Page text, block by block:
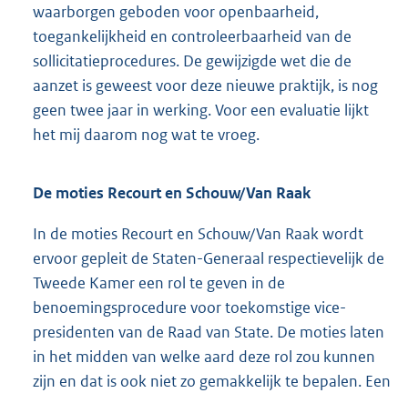
waarborgen geboden voor openbaarheid,
toegankelijkheid en controleerbaarheid van de
sollicitatieprocedures. De gewijzigde wet die de
aanzet is geweest voor deze nieuwe praktijk, is nog
geen twee jaar in werking. Voor een evaluatie lijkt
het mij daarom nog wat te vroeg.
De moties Recourt en Schouw/Van Raak
In de moties Recourt en Schouw/Van Raak wordt
ervoor gepleit de Staten-Generaal respectievelijk de
Tweede Kamer een rol te geven in de
benoemingsprocedure voor toekomstige vice-
presidenten van de Raad van State. De moties laten
in het midden van welke aard deze rol zou kunnen
zijn en dat is ook niet zo gemakkelijk te bepalen. Een